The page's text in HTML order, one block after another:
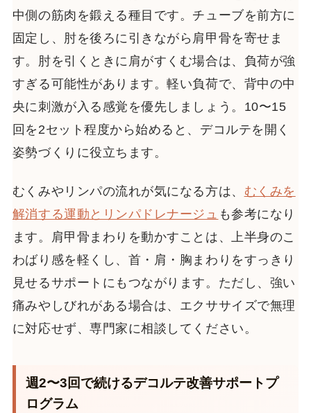
中側の筋肉を鍛える種目です。チューブを前方に
固定し、肘を後ろに引きながら肩甲骨を寄せま
す。肘を引くときに肩がすくむ場合は、負荷が強
すぎる可能性があります。軽い負荷で、背中の中
央に刺激が入る感覚を優先しましょう。10〜15
回を2セット程度から始めると、デコルテを開く
姿勢づくりに役立ちます。
むくみやリンパの流れが気になる方は、 むくみを
解消する運動とリンパドレナージュ も参考になり
ます。肩甲骨まわりを動かすことは、上半身のこ
わばり感を軽くし、首・肩・胸まわりをすっきり
見せるサポートにもつながります。ただし、強い
痛みやしびれがある場合は、エクササイズで無理
に対応せず、専門家に相談してください。
週2〜3回で続けるデコルテ改善サポートプ
ログラム